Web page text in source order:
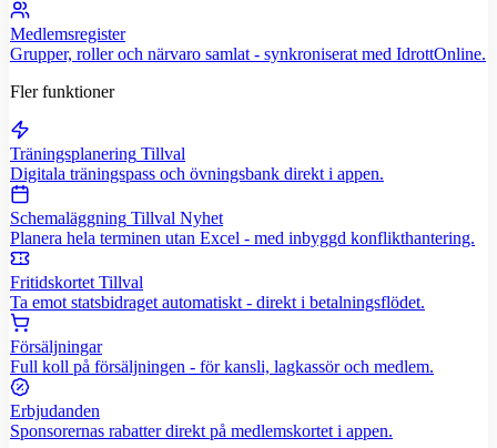
Medlemsregister
Grupper, roller och närvaro samlat - synkroniserat med IdrottOnline.
Fler funktioner
Träningsplanering Tillval
Digitala träningspass och övningsbank direkt i appen.
Schemaläggning Tillval Nyhet
Planera hela terminen utan Excel - med inbyggd konflikthantering.
Fritidskortet Tillval
Ta emot statsbidraget automatiskt - direkt i betalningsflödet.
Försäljningar
Full koll på försäljningen - för kansli, lagkassör och medlem.
Erbjudanden
Sponsorernas rabatter direkt på medlemskortet i appen.